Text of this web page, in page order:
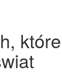
które